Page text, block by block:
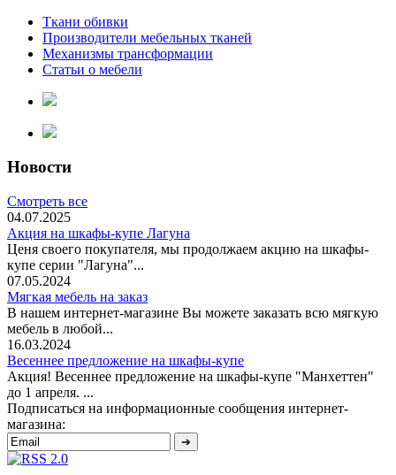
Ткани обивки
Производители мебельных тканей
Механизмы трансформации
Статьи о мебели
Новости
Смотреть все
04.07.2025
Акция на шкафы-купе Лагуна
Ценя своего покупателя, мы продолжаем акцию на шкафы-
купе серии "Лагуна"...
07.05.2024
Мягкая мебель на заказ
В нашем интернет-магазине Вы можете заказать всю мягкую
мебель в любой...
16.03.2024
Весеннее предложение на шкафы-купе
Акция! Весеннее предложение на шкафы-купе "Манхеттен"
до 1 апреля. ...
Подписаться на информационные сообщения интернет-
магазина: